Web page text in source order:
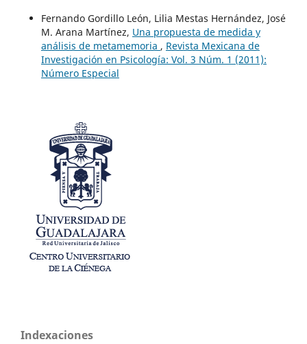
Fernando Gordillo León, Lilia Mestas Hernández, José
M. Arana Martínez, Una propuesta de medida y
análisis de metamemoria , Revista Mexicana de
Investigación en Psicología: Vol. 3 Núm. 1 (2011):
Número Especial
Indexaciones